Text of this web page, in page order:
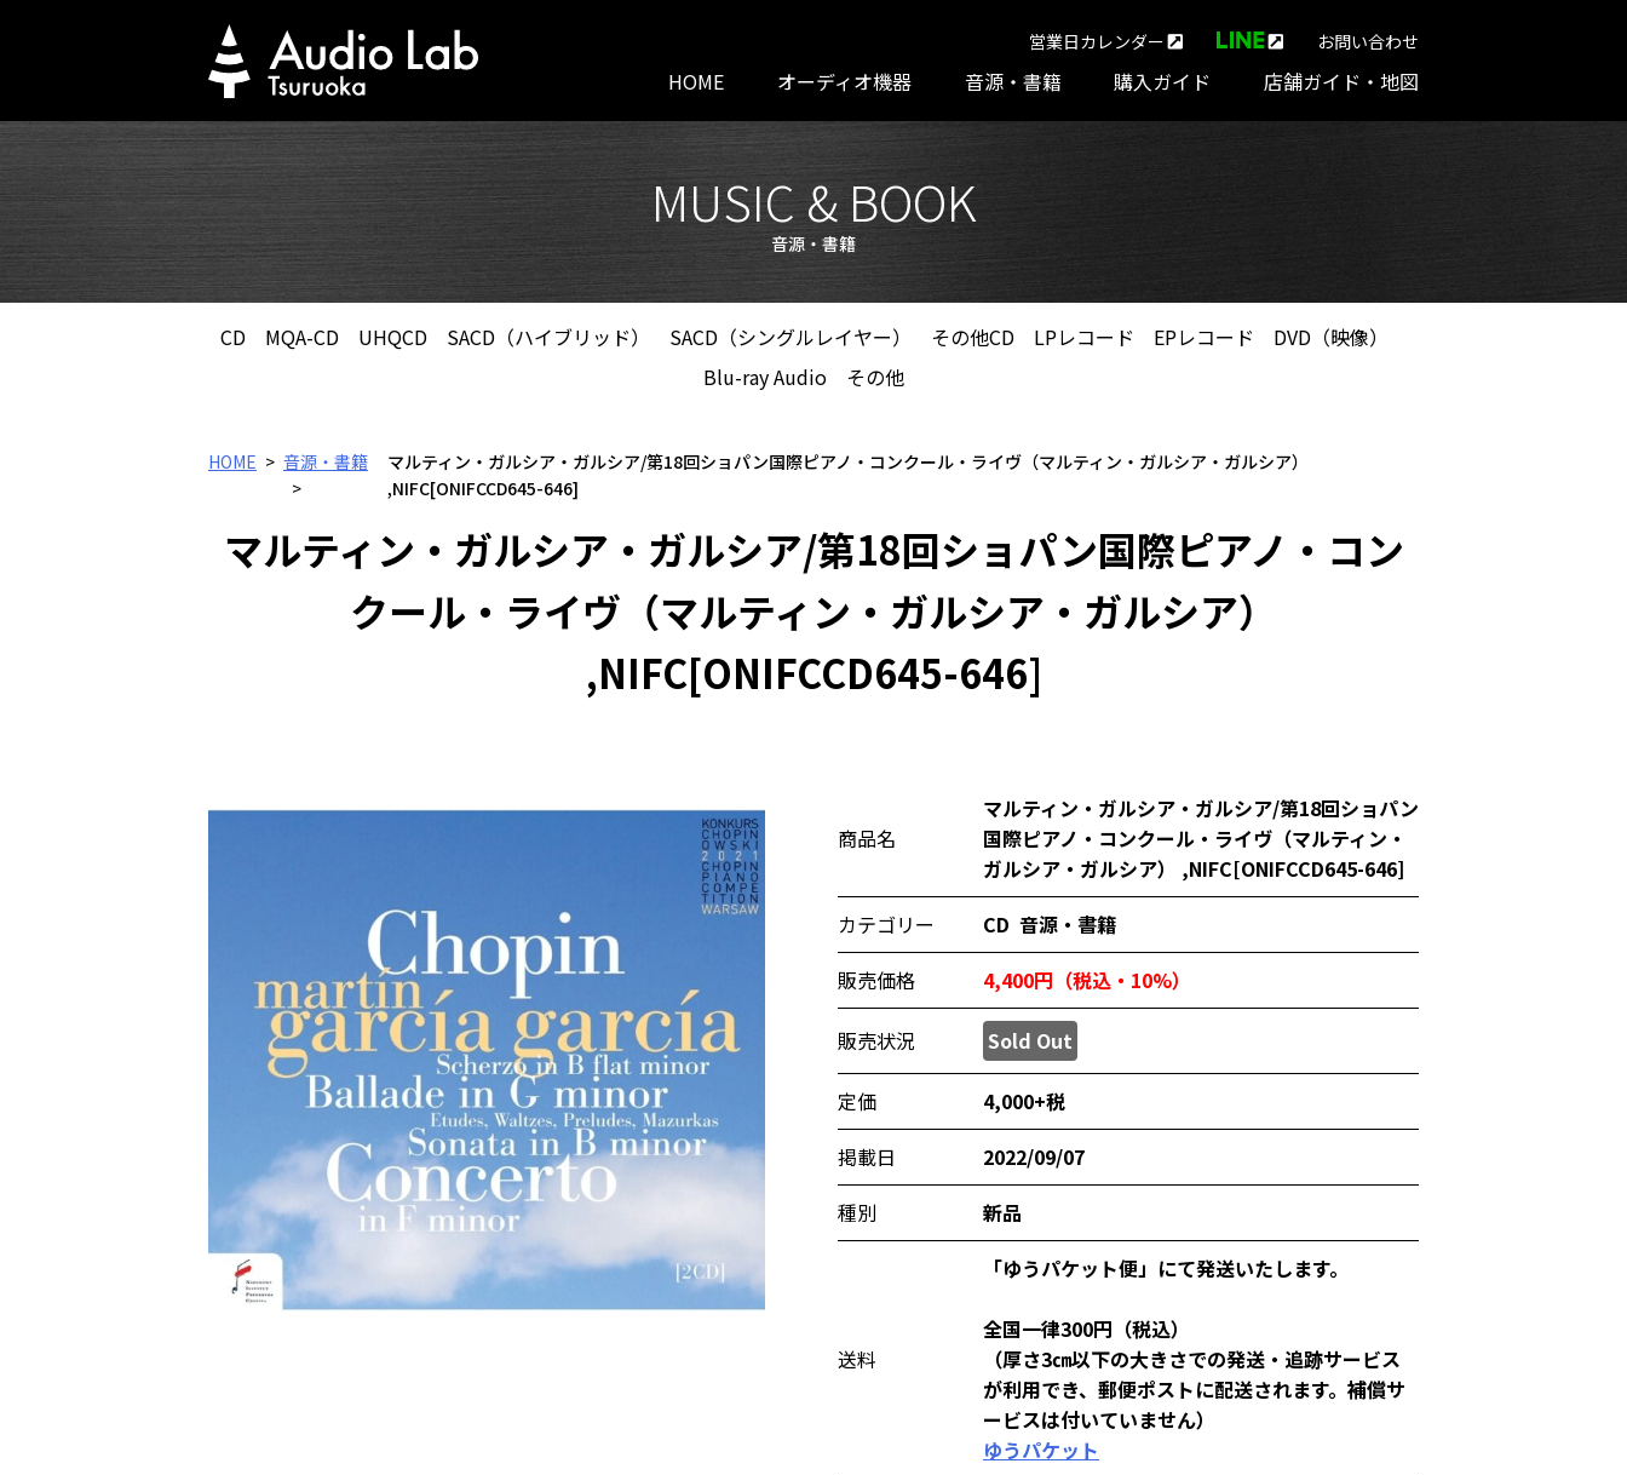
HOME オーディオ機器 音源・書籍 購入ガイド 店舗ガイド・地図
営業日カレンダー お問い合わせ
MUSIC & BOOK
音源・書籍
CD MQA-CD UHQCD SACD（ハイブリッド） SACD（シングルレイヤー） その他CD LPレコード EPレコード
DVD（映像）
Blu-ray Audio
その他
HOME 音源・書籍
マルティン・ガルシア・ガルシア/第18回ショパン国際ピアノ・コンクール・ライヴ（マルティン・ガルシア・ガルシア）
,NIFC[ONIFCCD645-646]
マルティン・ガルシア・ガルシア/第18回ショパン国際ピアノ・コン
クール・ライヴ（マルティン・ガルシア・ガルシア）
,NIFC[ONIFCCD645-646]
商品名
マルティン・ガルシア・ガルシア/第18回ショパン
国際ピアノ・コンクール・ライヴ（マルティン・
ガルシア・ガルシア） ,NIFC[ONIFCCD645-646]
カテゴリー
CD 音源・書籍
販売価格
4,400円（税込・10%）
販売状況 Sold Out
定価
4,000+税
掲載日
2022/09/07
種別
新品
送料
「ゆうパケット便」にて発送いたします。
全国一律300円（税込）
（厚さ3㎝以下の大きさでの発送・追跡サービス
が利用でき、郵便ポストに配送されます。補償サ
ービスは付いていません）
ゆうパケット